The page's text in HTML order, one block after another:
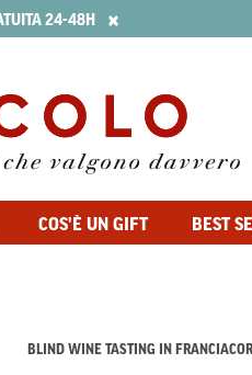
24-48H ×
COS'È UN GIFT BEST
BLIND WINE TASTING IN